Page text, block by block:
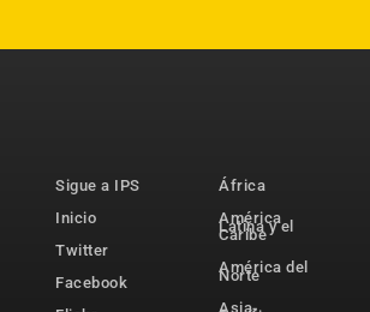
Sigue a IPS
Inicio
Twitter
Facebook
África
América
Latina y el
Caribe
América del
Norte
Asia-